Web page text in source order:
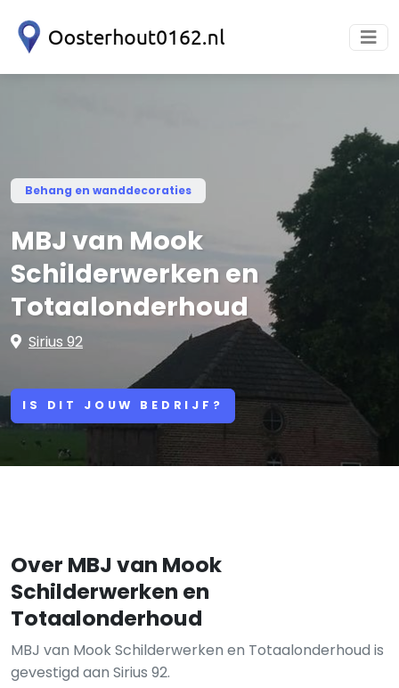
Behang en wanddecoraties
MBJ van Mook
Schilderwerken en
Totaalonderhoud
Sirius 92
IS DIT JOUW BEDRIJF?
Over MBJ van Mook
Schilderwerken en
Totaalonderhoud
MBJ van Mook Schilderwerken en Totaalonderhoud is
gevestigd aan Sirius 92.